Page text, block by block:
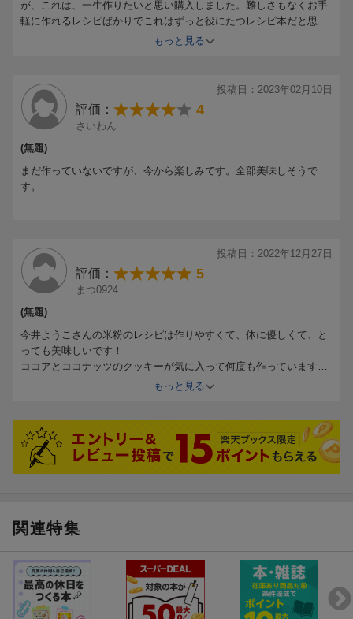
が、これは、一生作りたいと思い購入しました。難しさもなくお手
軽に作れるレシピばかりでこれはずっと役にたつレシピ本だと思い
もっと見る
投稿日：2023年02月10日
評価： 4
さいわん
(無題)
まだ作っていないですが、今から楽しみです。全部美味しそうで
す。
投稿日：2022年12月27日
評価： 5
まつ0924
(無題)
今井ようこさんの米粉のレシピは作りやすくて、体に優しくて、と
っても美味しいです！
ココアとココナッツのクッキーが気に入って何度も作っています。
他のレシピも順番に作りたいです。
もっと見る
関連特集